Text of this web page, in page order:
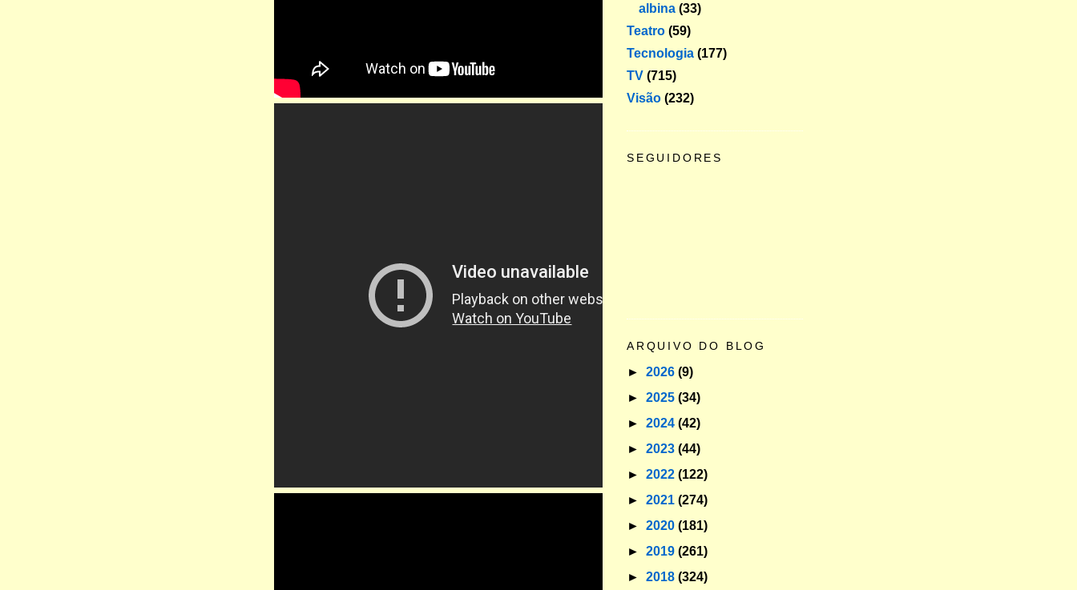
albina (33)
Teatro (59)
Tecnologia (177)
TV (715)
Visão (232)
SEGUIDORES
ARQUIVO DO BLOG
► 2026 (9)
► 2025 (34)
► 2024 (42)
► 2023 (44)
► 2022 (122)
► 2021 (274)
► 2020 (181)
► 2019 (261)
► 2018 (324)